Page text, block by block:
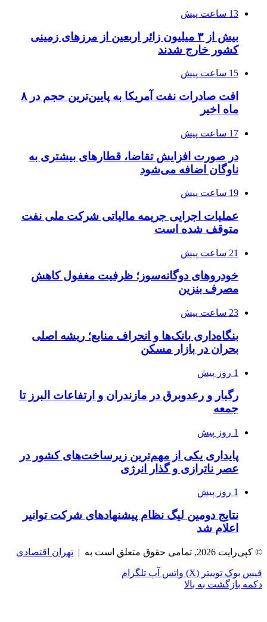
13 ساعت پیش
بیش از ۳ میلیون زائر اربعین از مرزهای زمینی
کشور خارج شدند
15 ساعت پیش
افت صادرات نفت آمریکا به پایین‌ترین حجم در ۸
ماه اخیر
17 ساعت پیش
در صورت افزایش تقاضا، قطارهای بیشتری به
ناوگان اضافه می‌شود
19 ساعت پیش
عملیات اجرایی جریمه مالیاتی شرکت ملی نفت
متوقف شده است
21 ساعت پیش
خودروهای دوگانه‌سوز؛ ظرفیت مغفول کاهش
مصرف بنزین
23 ساعت پیش
بنگاه‌داری بانک‌ها و انحراف منابع؛ ریشه اصلی
بحران در بازار مسکن
1 روز پیش
رگبار و رعدوبرق در مازندران و ارتفاعات البرز تا
جمعه
1 روز پیش
پایداری یکی از مهم‌ترین زیرساخت‌های کشور در
عصر ناترازی و گذار انرژی
1 روز پیش
نتایج دومین لیگ نظام پیشنهادهای شرکت توانیر
اعلام شد
© کپی‌رایت 2026, تمامی حقوق متعلق است به | تهران اقتصادی
فیس بوک توییتر (X) واتس آپ تلگرام
دکمه بازگشت به بالا